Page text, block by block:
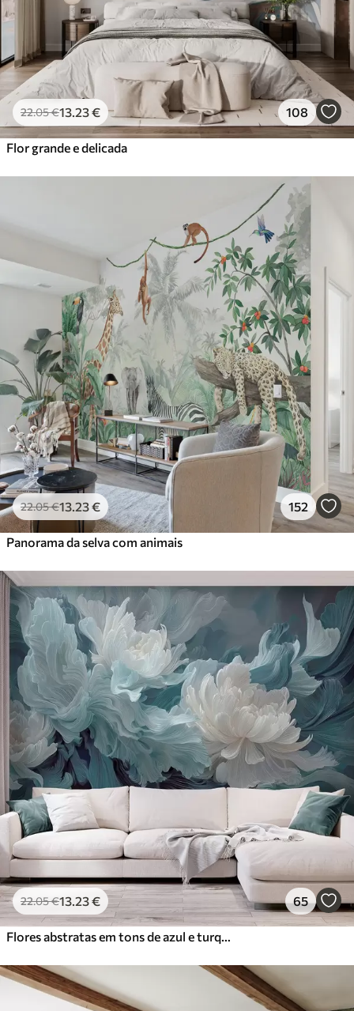
22.05€13 .23€ 108
Flor grande e delicada
22.05€13 .23€ 152
Panorama da selva com animais
22.05€13 .23€ 65